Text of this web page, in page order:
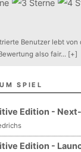
Benutzer lebt
also fair... [+]
SPIEL
Edition -
Edition -